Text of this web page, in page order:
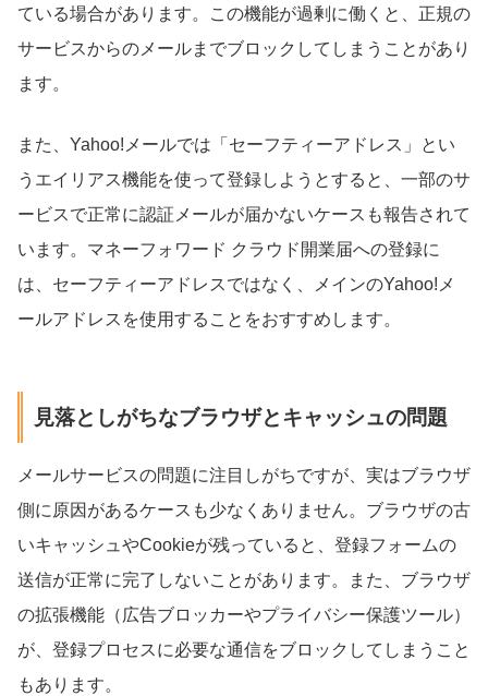
ている場合があります。この機能が過剰に働くと、正規の
サービスからのメールまでブロックしてしまうことがあり
ます。
また、Yahoo!メールでは「セーフティーアドレス」とい
うエイリアス機能を使って登録しようとすると、一部のサ
ービスで正常に認証メールが届かないケースも報告されて
います。マネーフォワード クラウド開業届への登録に
は、セーフティーアドレスではなく、メインのYahoo!メ
ールアドレスを使用することをおすすめします。
見落としがちなブラウザとキャッシュの問題
メールサービスの問題に注目しがちですが、実はブラウザ
側に原因があるケースも少なくありません。ブラウザの古
いキャッシュやCookieが残っていると、登録フォームの
送信が正常に完了しないことがあります。また、ブラウザ
の拡張機能（広告ブロッカーやプライバシー保護ツール）
が、登録プロセスに必要な通信をブロックしてしまうこと
もあります。